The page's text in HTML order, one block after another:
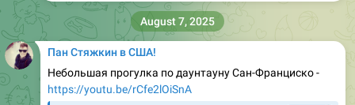
Пан Стяжкин в США!
Небольшая прогулка по даунтауну Сан-Франциско -
https://youtu.be/rCfe2lOiSnA
August 7, 2025